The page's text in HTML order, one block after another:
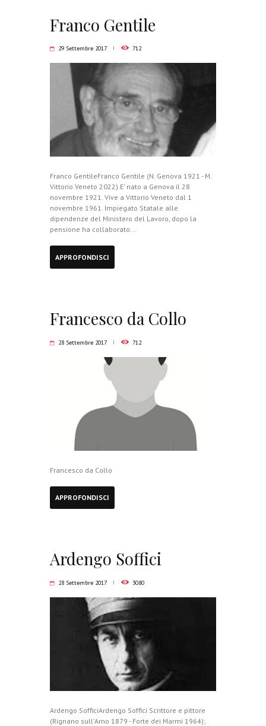
Franco Gentile
29 Settembre 2017 712
Franco GentileFranco Gentile (N. Genova 1921 - M.
Vittorio Veneto 2022) E' nato a Genova il 28
novembre 1921. Vive a Vittorio Veneto dal 1
novembre 1961. Impiegato Statale alle
dipendenze del Ministero del Lavoro, dopo la
pensione ha collaborato...
APPROFONDISCI
Francesco da Collo
28 Settembre 2017 712
Francesco da Collo
APPROFONDISCI
Ardengo Soffici
28 Settembre 2017 3080
Ardengo SofficiArdengo Soffici Scrittore e pittore
(Rignano sull'Arno 1879 - Forte dei Marmi 1964);